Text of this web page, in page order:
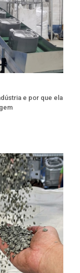
e por que ela